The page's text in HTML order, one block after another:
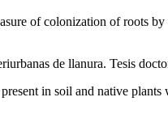
of colonization of roots
de llanura. Tesis
in soil and native